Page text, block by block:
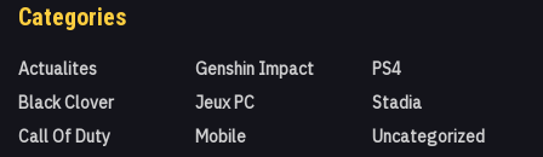
Categories
Actualites
Black Clover
Call Of Duty
Genshin Impact
Jeux PC
Mobile
PS4
Stadia
Uncategorized